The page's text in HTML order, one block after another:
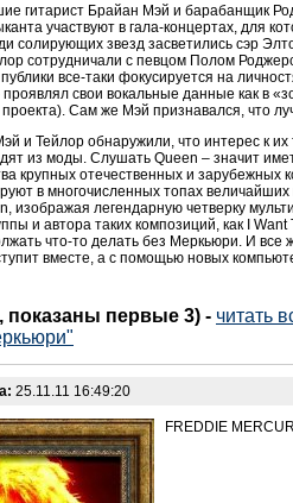
гитарист Брайан Мэй и барабанщик
участвуют в гала-концертах, для
солирующих звезд засветились сэр
сотрудничали с певцом Полом
все-таки фокусируется на
свои вокальные данные как в
Сам же Мэй признавался, что
и Тейлор обнаружили, что интерес к
из моды. Слушать Queen – значит
крупных отечественных и
в многочисленных топах
изображая легендарную четверку
и автора таких композиций, как I
что-то делать без Меркьюри. И все
вместе, а с помощью новых
показаны первые 3) - читать
25.11.11 16:49:20
FREDDIE